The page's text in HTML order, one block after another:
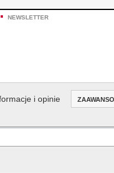
NEWSLETTER
i opinie